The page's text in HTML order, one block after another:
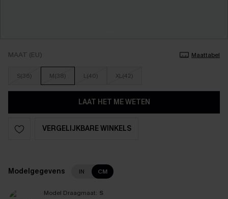
MAAT (EU) Maattabel
S(36) M(38) L(40) XL(42)
LAAT HET ME WETEN
VERGELIJKBARE WINKELS
Modelgegevens IN CM
Model Draagmaat: S